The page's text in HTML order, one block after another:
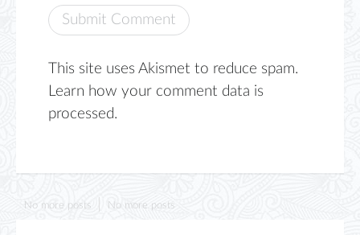
This site uses Akismet to reduce spam.
Learn how your comment data is
processed.
No more posts No more posts